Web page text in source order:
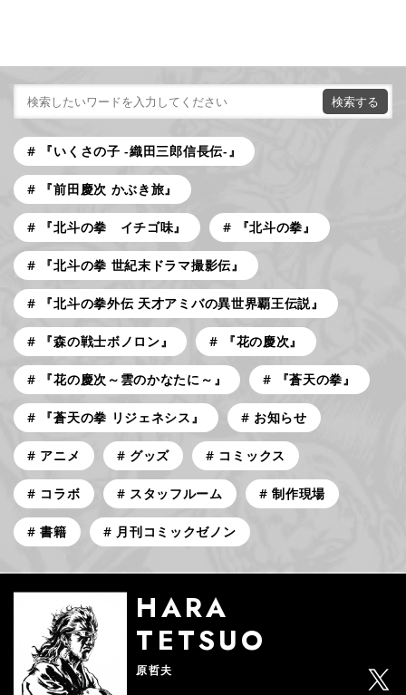
『いくさの子 -織田三郎信長伝-』
『前田慶次 かぶき旅』
『北斗の拳 イチゴ味』 『北斗の拳』
『北斗の拳 世紀末ドラマ撮影伝』
『北斗の拳外伝 天才アミバの異世界覇王伝説』
『森の戦士ボノロン』 『花の慶次』
『花の慶次～雲のかなたに～』 『蒼天の拳』
『蒼天の拳 リジェネシス』 お知らせ
アニメ グッズ コミックス
コラボ スタッフルーム 制作現場
書籍 月刊コミックゼノン
HARA
TETSUO
原哲夫